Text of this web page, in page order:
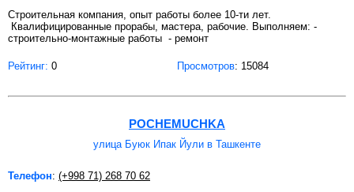
Строительная компания, опыт работы более 10-ти лет.
Квалифицированные прорабы, мастера, рабочие. Выполняем: -
строительно-монтажные работы - ремонт
Рейтинг: 0 Просмотров: 15084
POCHEMUCHKA
улица Буюк Ипак Йули в Ташкенте
Телефон: (+998 71) 268 70 62